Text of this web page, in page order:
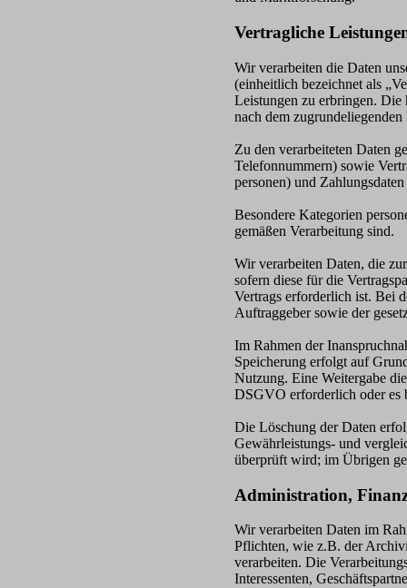
Vertragliche
Wir verarbeiten die Daten
(einheitlich bezeichnet als
Leistungen zu erbringen.
nach dem
Zu den verarbeiteten Daten
Telefonnummern) sowie
personen) und
Besondere Kategorien
gemäßen Verarbeitung sind.
Wir verarbeiten Daten, die
sofern diese für die
Vertrags erforderlich ist. Bei
Auftraggeber sowie der
Im Rahmen der
Speicherung erfolgt auf
Nutzung. Eine Weitergabe
DSGVO erforderlich oder es
Die Löschung der Daten
Gewährleistungs- und
überprüft wird; im Übrigen
Administration,
Wir verarbeiten Daten im
Pflichten, wie z.B. der
verarbeiten. Die
Interessenten,